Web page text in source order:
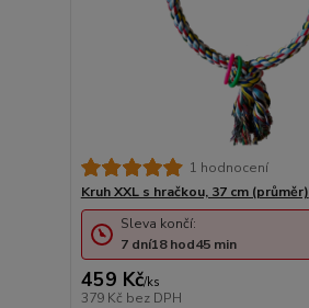
1 hodnocení
Kruh XXL s hračkou, 37 cm (průměr)
459 Kč/ks
379 Kč bez DPH
Sleva končí:
7 dní18hod45 min